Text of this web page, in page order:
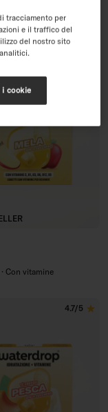
Con vitamine
Con vitamine
4.7/5
tracciamento per
e il traffico del
del nostro sito
cookie